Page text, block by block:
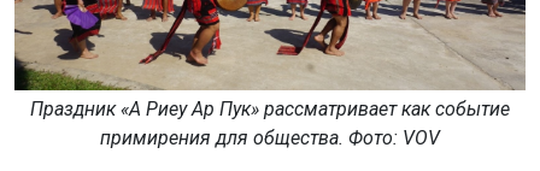
Праздник «А Риеу Ар Пук» рассматривает как событие
примирения для общества. Фото: VOV